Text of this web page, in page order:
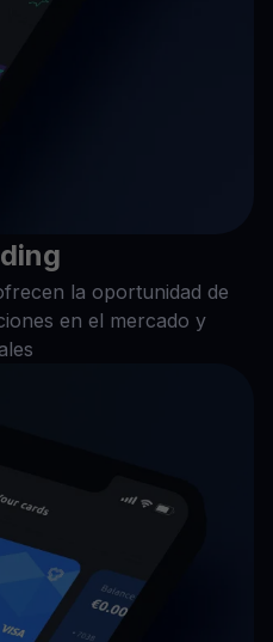
la oportunidad de
en el mercado y